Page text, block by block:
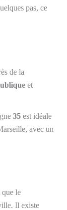
pas, ce
de la
et
35 est idéale
avec un
que le
Il existe